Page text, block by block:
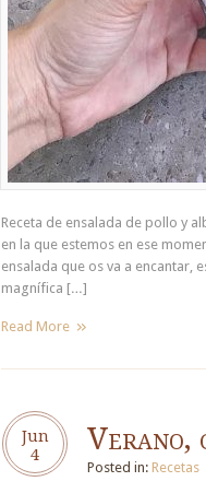
Receta de ensalada de pollo y
en la que estemos en ese
ensalada que os va a encantar,
magnífica […]
Read More
Jun
4 Verano,
Posted in: Recetas